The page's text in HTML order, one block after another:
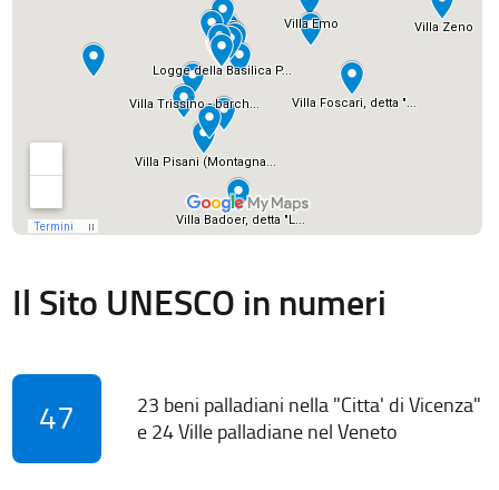
Il Sito UNESCO in numeri
47
23 beni palladiani nella "Citta' di Vicenza"
e 24 Ville palladiane nel Veneto